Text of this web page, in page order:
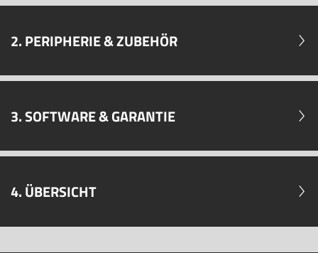
2. PERIPHERIE & ZUBEHÖR
3. SOFTWARE & GARANTIE
4. ÜBERSICHT